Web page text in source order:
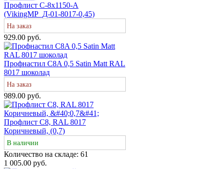
Профлист С-8х1150-A
(VikingMP_Д-01-8017-0,45)
На заказ
929.00 руб.
Профнастил C8A 0,5 Satin Matt RAL
8017 шоколад
На заказ
989.00 руб.
Профлист С8, RAL 8017
Коричневый, (0,7)
В наличии
Количество на складе: 61
1 005.00 руб.